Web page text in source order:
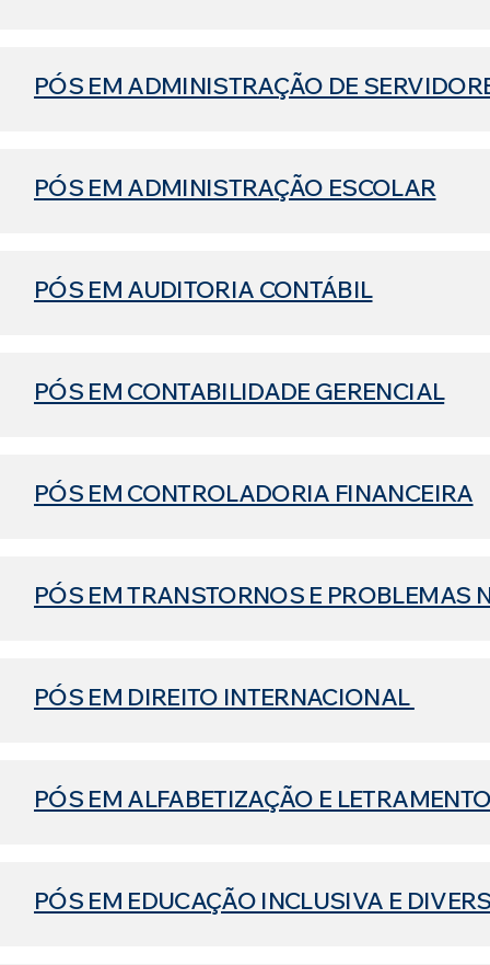
PÓS EM ADMINISTRAÇÃO DE
PÓS EM ADMINISTRAÇÃO ESCOLAR
PÓS EM AUDITORIA CONTÁBIL
PÓS EM CONTABILIDADE GERENCIAL
PÓS EM CONTROLADORIA FINANCEIRA
PÓS EM TRANSTORNOS E PROBLEMAS
PÓS EM DIREITO INTERNACIONAL
PÓS EM ALFABETIZAÇÃO E
PÓS EM EDUCAÇÃO INCLUSIVA E